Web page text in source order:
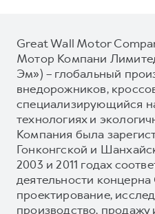
Great Wall Motor
Мотор Компани
Эм») – глобальный
внедорожников,
специализирующийся
технологиях и
Компания была
Гонконгской и
2003 и 2011 годах
деятельности
проектирование,
производство,